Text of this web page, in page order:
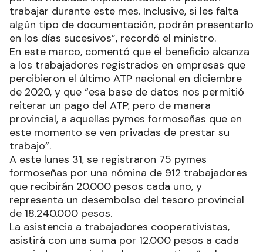
trabajar durante este mes. Inclusive, si les falta
algún tipo de documentación, podrán presentarlo
en los días sucesivos”, recordó el ministro.
En este marco, comentó que el beneficio alcanza
a los trabajadores registrados en empresas que
percibieron el último ATP nacional en diciembre
de 2020, y que “esa base de datos nos permitió
reiterar un pago del ATP, pero de manera
provincial, a aquellas pymes formoseñas que en
este momento se ven privadas de prestar su
trabajo”.
A este lunes 31, se registraron 75 pymes
formoseñas por una nómina de 912 trabajadores
que recibirán 20.000 pesos cada uno, y
representa un desembolso del tesoro provincial
de 18.240.000 pesos.
La asistencia a trabajadores cooperativistas,
asistirá con una suma por 12.000 pesos a cada